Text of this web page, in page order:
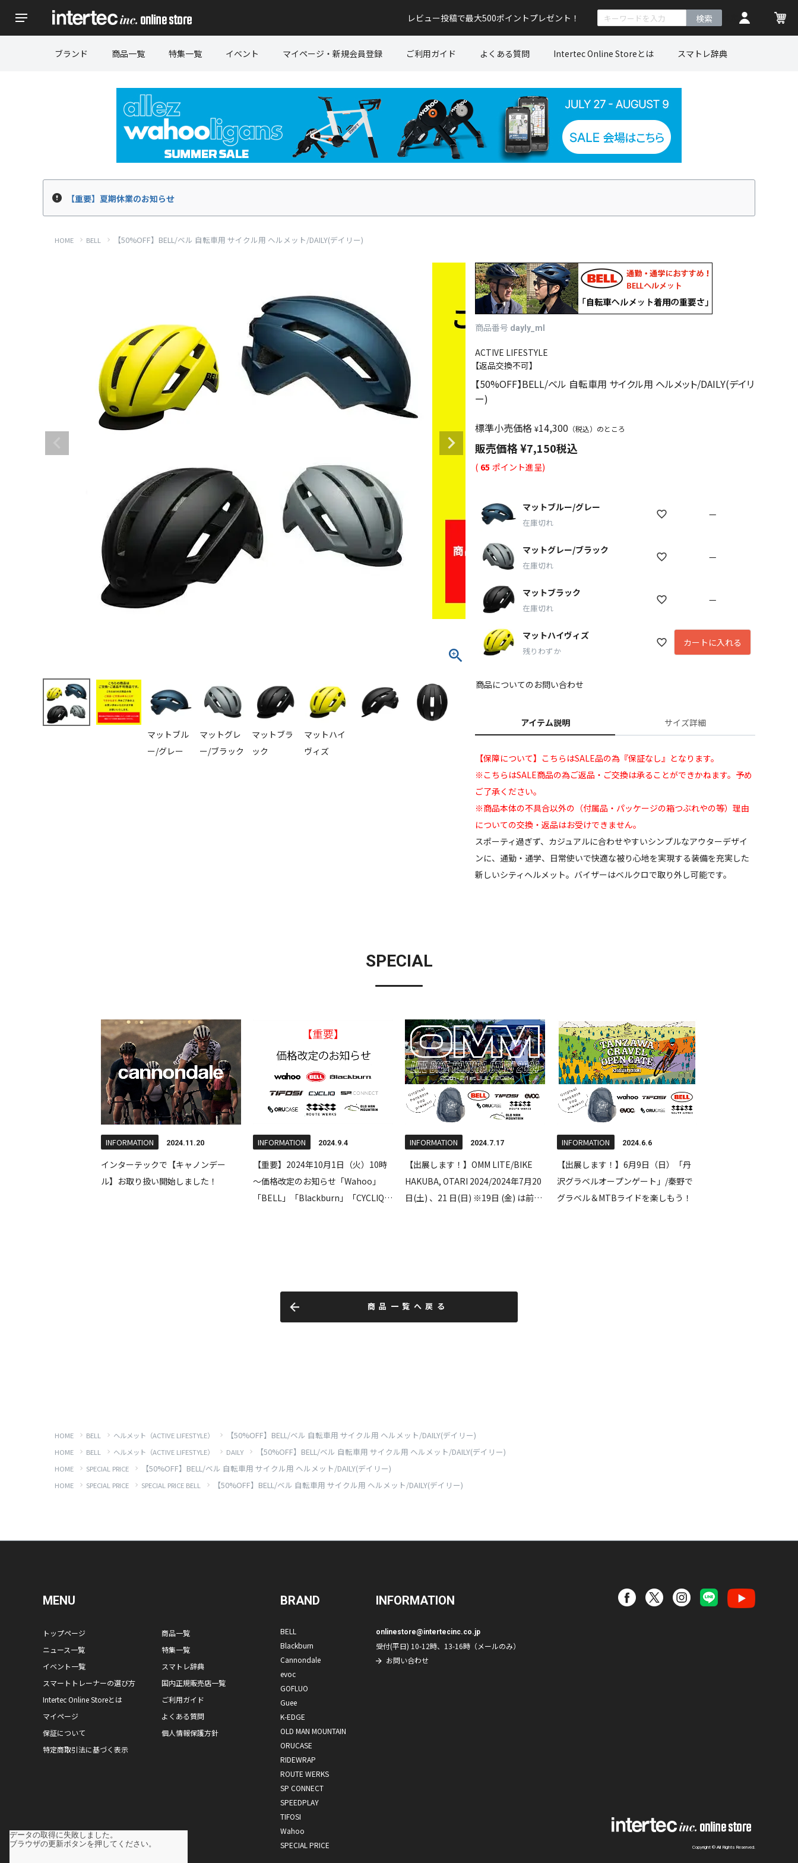
レビュー投稿で最大500ポイントプレゼント！
ブランド 商品一覧 特集一覧 イベント マイページ・新規会員登録 ご利用ガイド よくある質問 Intertec Online Storeとは スマトレ辞典
【重要】夏期休業のお知らせ
HOME BELL 【50%OFF】BELL/ベル 自転車用 サイクル用 ヘルメット/DAILY(デイリー)
マットブル
ー/グレー
マットグレ
ー/ブラック
マットブラ
ック
マットハイ
ヴィズ
商品番号 dayly_ml
ACTIVE LIFESTYLE
【返品交換不可】
【50%OFF】BELL/ベル 自転車用 サイクル用 ヘルメット/DAILY(デイリ
ー)
標準小売価格 ¥14,300 （税込）のところ
販売価格¥7,150税込
( 65 ポイント進呈)
マットブルー/グレー
在庫切れ
—
マットグレー/ブラック
在庫切れ
—
マットブラック
在庫切れ
—
マットハイヴィズ
残りわずか
カートに入れる
商品についてのお問い合わせ
アイテム説明 サイズ詳細
【保障について】こちらはSALE品の為『保証なし』となります。
※こちらはSALE商品の為ご返品・ご交換は承ることができかねます。予め
ご了承ください。
※商品本体の不具合以外の（付属品・パッケージの箱つぶれやの等）理由
についての交換・返品はお受けできません。
スポーティ過ぎず、カジュアルに合わせやすいシンプルなアウターデザイ
ンに、通勤・通学、日常使いで快適な被り心地を実現する装備を充実した
新しいシティヘルメット。バイザーはベルクロで取り外し可能です。
SPECIAL
商品一覧へ戻る
HOME BELL ヘルメット（ACTIVE LIFESTYLE） 【50%OFF】BELL/ベル 自転車用 サイクル用 ヘルメット/DAILY(デイリー)
HOME BELL ヘルメット（ACTIVE LIFESTYLE） DAILY 【50%OFF】BELL/ベル 自転車用 サイクル用 ヘルメット/DAILY(デイリー)
HOME SPECIAL PRICE 【50%OFF】BELL/ベル 自転車用 サイクル用 ヘルメット/DAILY(デイリー)
HOME SPECIAL PRICE SPECIAL PRICE BELL 【50%OFF】BELL/ベル 自転車用 サイクル用 ヘルメット/DAILY(デイリー)
MENU
トップページ
商品一覧
ニュース一覧
特集一覧
イベント一覧
スマトレ辞典
スマートトレーナーの選び方
国内正規販売店一覧
Intertec Online Storeとは
ご利用ガイド
マイページ
よくある質問
保証について
個人情報保護方針
特定商取引法に基づく表示
BRAND
BELL
Blackburn
Cannondale
evoc
GOFLUO
Guee
K-EDGE
OLD MAN MOUNTAIN
ORUCASE
RIDEWRAP
ROUTE WERKS
SP CONNECT
SPEEDPLAY
TIFOSI
Wahoo
SPECIAL PRICE
INFORMATION
onlinestore@intertecinc.co.jp
受付(平日) 10-12時、13-16時（メールのみ）
お問い合わせ
Copyright © All Rights Reserved.